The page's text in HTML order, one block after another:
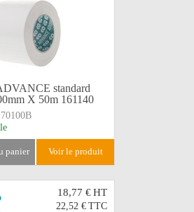
standard
X 50m 161140
panier voir le produit
18,77 €HT
22,52 € TTC